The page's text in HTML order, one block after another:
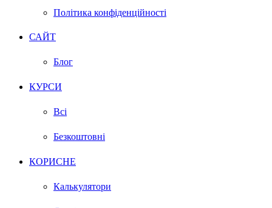
Політика конфіденційності
САЙТ
Блог
КУРСИ
Всі
Безкоштовні
КОРИСНЕ
Калькулятори